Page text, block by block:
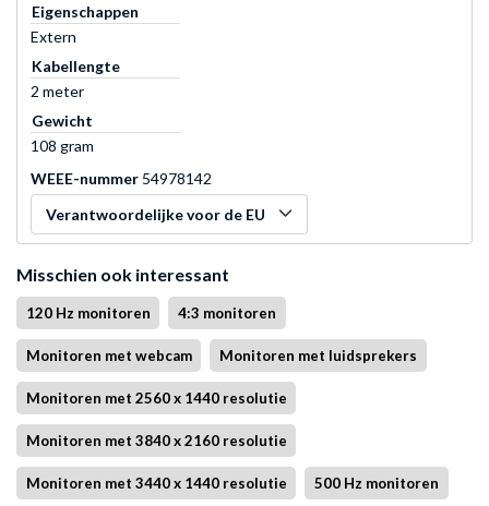
Eigenschappen
Extern
Kabellengte
2 meter
Gewicht
108 gram
WEEE-nummer 54978142
Verantwoordelijke voor de EU
Misschien ook interessant
120 Hz monitoren 4:3 monitoren
Monitoren met webcam Monitoren met luidsprekers
Monitoren met 2560 x 1440 resolutie
Monitoren met 3840 x 2160 resolutie
Monitoren met 3440 x 1440 resolutie 500 Hz monitoren